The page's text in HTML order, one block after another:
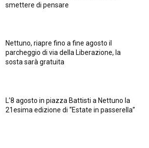
smettere di pensare
Nettuno, riapre fino a fine agosto il
parcheggio di via della Liberazione, la
sosta sarà gratuita
L’8 agosto in piazza Battisti a Nettuno la
21esima edizione di “Estate in passerella”